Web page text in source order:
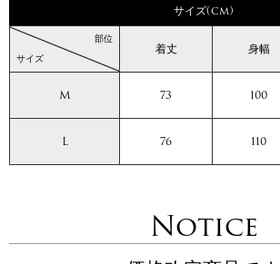
サイズ(cm)
サイズ
部位
着丈 身幅
M 73 100
L 76 110
Notice